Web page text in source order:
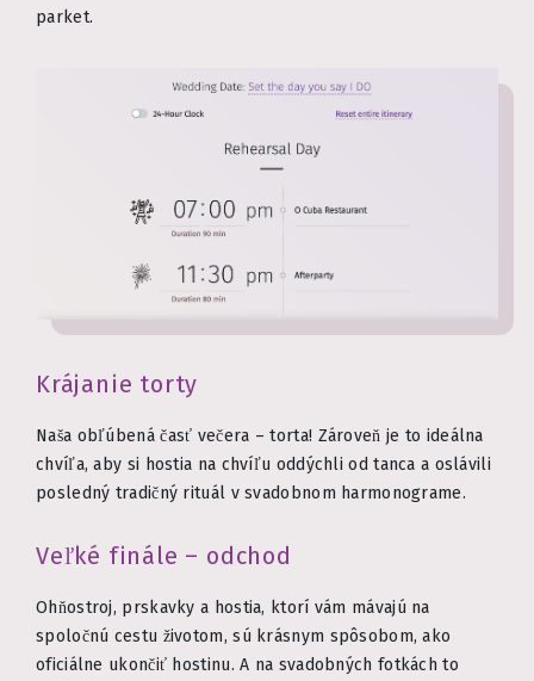
parket.
Krájanie torty
Naša obľúbená časť večera – torta! Zároveň je to ideálna
chvíľa, aby si hostia na chvíľu oddýchli od tanca a oslávili
posledný tradičný rituál v svadobnom harmonograme.
Veľké finále – odchod
Ohňostroj, prskavky a hostia, ktorí vám mávajú na
spoločnú cestu životom, sú krásnym spôsobom, ako
oficiálne ukončiť hostinu. A na svadobných fotkách to